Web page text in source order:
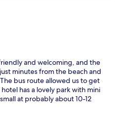
and welcoming, and the
minutes from the beach and
bus route allowed us to get
has a lovely park with mini
at probably about 10-12
room not that hot but still good
noting that many older